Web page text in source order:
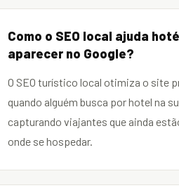
Como o SEO local ajuda
aparecer no Google?
O SEO turístico local otimiza o site
quando alguém busca por hotel na
capturando viajantes que ainda
onde se hospedar.